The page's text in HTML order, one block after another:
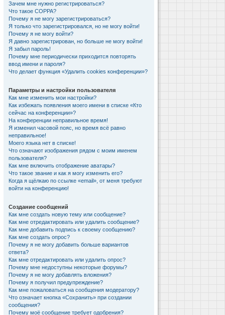
Зачем мне нужно регистрироваться?
Что такое COPPA?
Почему я не могу зарегистрироваться?
Я только что зарегистрировался, но не могу войти!
Почему я не могу войти?
Я давно зарегистрирован, но больше не могу войти!
Я забыл пароль!
Почему мне периодически приходится повторять
ввод имени и пароля?
Что делает функция «Удалить cookies конференции»?
Параметры и настройки пользователя
Как мне изменить мои настройки?
Как избежать появления моего имени в списке «Кто
сейчас на конференции»?
На конференции неправильное время!
Я изменил часовой пояс, но время всё равно
неправильное!
Моего языка нет в списке!
Что означают изображения рядом с моим именем
пользователя?
Как мне включить отображение аватары?
Что такое звание и как я могу изменить его?
Когда я щёлкаю по ссылке «email», от меня требуют
войти на конференцию!
Создание сообщений
Как мне создать новую тему или сообщение?
Как мне отредактировать или удалить сообщение?
Как мне добавить подпись к своему сообщению?
Как мне создать опрос?
Почему я не могу добавить больше вариантов
ответа?
Как мне отредактировать или удалить опрос?
Почему мне недоступны некоторые форумы?
Почему я не могу добавлять вложения?
Почему я получил предупреждение?
Как мне пожаловаться на сообщения модератору?
Что означает кнопка «Сохранить» при создании
сообщения?
Почему моё сообщение требует одобрения?